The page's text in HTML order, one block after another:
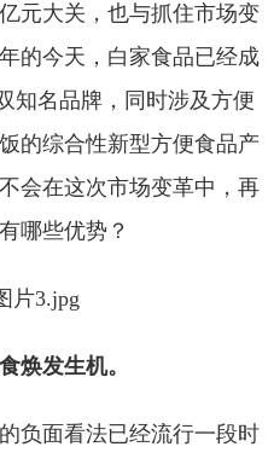
元大关，也与抓住市场变
的今天，白家食品已经成
知名品牌，同时涉及方便
的综合性新型方便食品产
会在这次市场变革中，再
哪些优势？
焕发生机。
负面看法已经流行一段时